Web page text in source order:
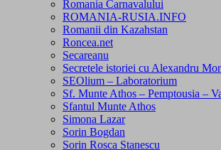
Romania Carnavalului
ROMANIA-RUSIA.INFO
Romanii din Kazahstan
Roncea.net
Secareanu
Secretele istoriei cu Alexandru
SEOlium – Laboratorium
Sf. Munte Athos – Pemptousia –
Sfantul Munte Athos
Simona Lazar
Sorin Bogdan
Sorin Rosca Stanescu